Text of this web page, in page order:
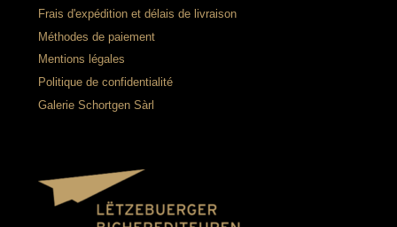
Frais d'expédition et délais de livraison
Méthodes de paiement
Mentions légales
Politique de confidentialité
Galerie Schortgen Sàrl